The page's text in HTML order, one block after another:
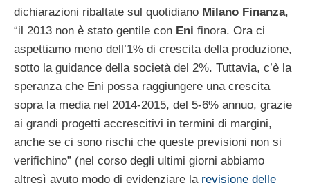
dichiarazioni ribaltate sul quotidiano Milano Finanza,
“il 2013 non è stato gentile con Eni finora. Ora ci
aspettiamo meno dell’1% di crescita della produzione,
sotto la guidance della società del 2%. Tuttavia, c’è la
speranza che Eni possa raggiungere una crescita
sopra la media nel 2014-2015, del 5-6% annuo, grazie
ai grandi progetti accrescitivi in termini di margini,
anche se ci sono rischi che queste previsioni non si
verifichino” (nel corso degli ultimi giorni abbiamo
altresì avuto modo di evidenziare la revisione delle